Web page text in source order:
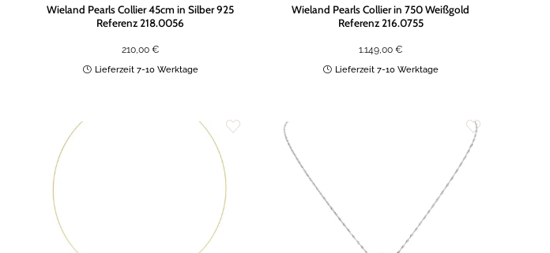
Wieland Pearls Collier 45cm in Silber 925
Referenz 218.0056
210,00 €
Lieferzeit 7-10 Werktage
Wieland Pearls Collier in 750 Weißgold
Referenz 216.0755
1.149,00 €
Lieferzeit 7-10 Werktage
Zur
Wunschliste
hinzufügen
Wunschliste
hinzufügen